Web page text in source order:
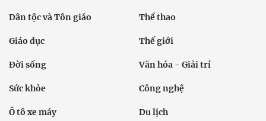
Dân tộc và Tôn giáo Thể thao
Giáo dục Thế giới
Đời sống Văn hóa - Giải trí
Sức khỏe Công nghệ
Ô tô xe máy Du lịch